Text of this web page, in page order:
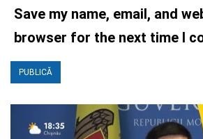
Save my name, email, and
browser for the next time I